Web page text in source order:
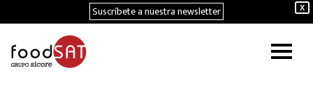
X
Suscríbete a nuestra newsletter